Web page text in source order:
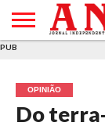
E DE
COOKIES
DE
UTILIZAÇÃO
PUB
OPINIÃO
Do